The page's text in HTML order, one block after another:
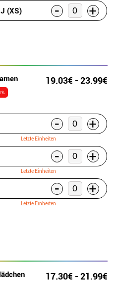
(XS) - +
19.03€ - 23.99€
%
- +
Letzte Einheiten
- +
Letzte Einheiten
- +
Letzte Einheiten
17.30€ - 21.99€